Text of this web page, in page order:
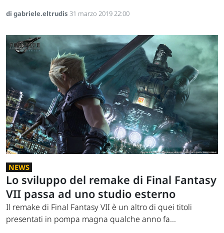
di gabriele.eltrudis 31 marzo 2019 22:00
NEWS
Lo sviluppo del remake di Final Fantasy
VII passa ad uno studio esterno
Il remake di Final Fantasy VII è un altro di quei titoli
presentati in pompa magna qualche anno fa...